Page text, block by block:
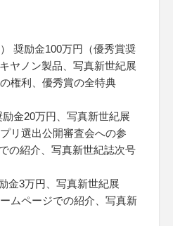
奨励金100万円（優秀賞奨
ヤノン製品、写真新世紀展
権利、優秀賞の全特典
金20万円、写真新世紀展
リ選出公開審査会への参
の紹介、写真新世紀誌次号
金3万円、写真新世紀展
ムページでの紹介、写真新